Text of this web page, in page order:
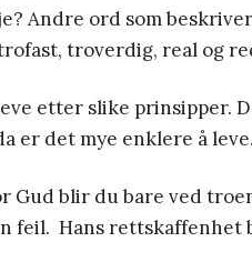
Andre ord som
troverdig, real og
etter slike prinsipper.
er det mye enklere å leve.
blir du bare ved
feil. Hans